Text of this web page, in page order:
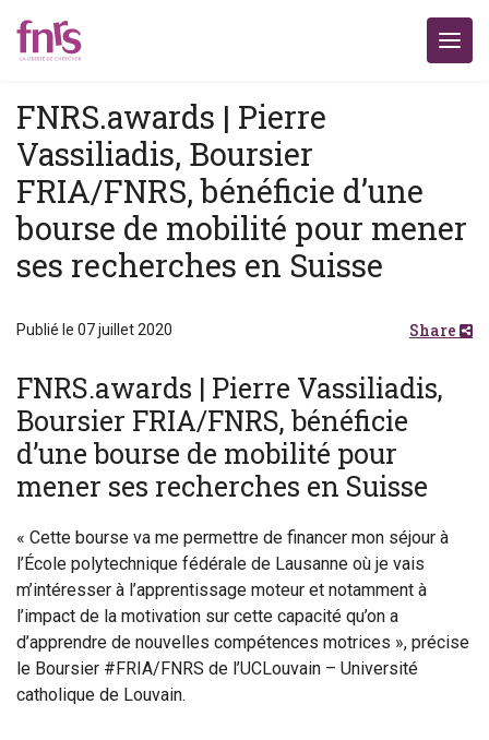
FNRS.awards | Pierre
Vassiliadis, Boursier
FRIA/FNRS, bénéficie d’une
bourse de mobilité pour mener
ses recherches en Suisse
Publié le 07 juillet 2020 Share
FNRS.awards | Pierre Vassiliadis,
Boursier FRIA/FNRS, bénéficie
d’une bourse de mobilité pour
mener ses recherches en Suisse
« Cette bourse va me permettre de financer mon séjour à
l’École polytechnique fédérale de Lausanne où je vais
m’intéresser à l’apprentissage moteur et notamment à
l’impact de la motivation sur cette capacité qu’on a
d’apprendre de nouvelles compétences motrices », précise
le Boursier #FRIA/FNRS de l’UCLouvain – Université
catholique de Louvain.